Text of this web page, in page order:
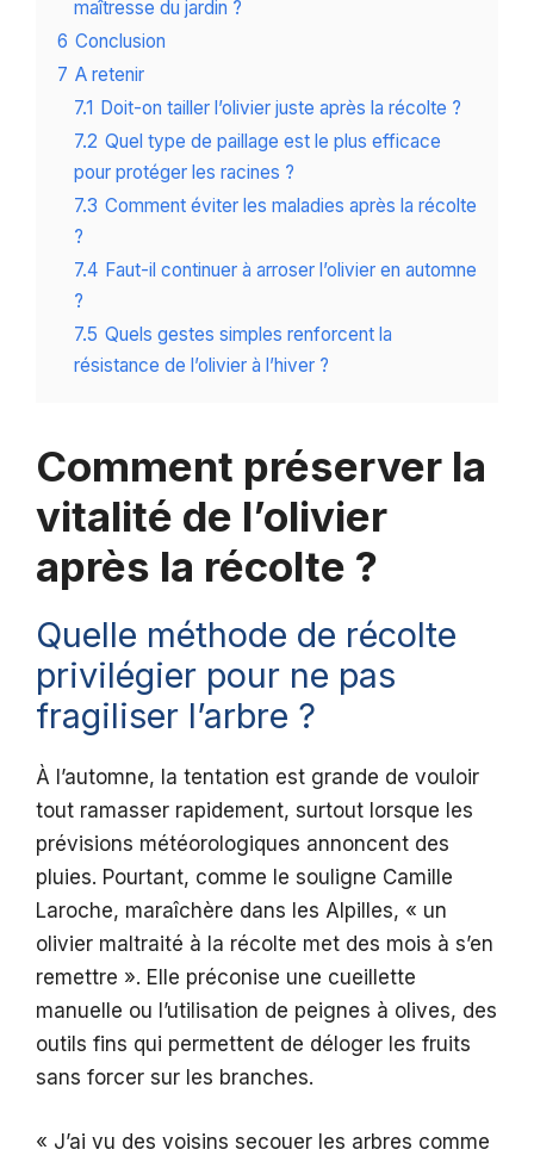
maîtresse du jardin ?
6 Conclusion
7 A retenir
7.1 Doit-on tailler l’olivier juste après la récolte ?
7.2 Quel type de paillage est le plus efficace
pour protéger les racines ?
7.3 Comment éviter les maladies après la récolte
?
7.4 Faut-il continuer à arroser l’olivier en automne
?
7.5 Quels gestes simples renforcent la
résistance de l’olivier à l’hiver ?
Comment préserver la
vitalité de l’olivier
après la récolte ?
Quelle méthode de récolte
privilégier pour ne pas
fragiliser l’arbre ?
À l’automne, la tentation est grande de vouloir
tout ramasser rapidement, surtout lorsque les
prévisions météorologiques annoncent des
pluies. Pourtant, comme le souligne Camille
Laroche, maraîchère dans les Alpilles, « un
olivier maltraité à la récolte met des mois à s’en
remettre ». Elle préconise une cueillette
manuelle ou l’utilisation de peignes à olives, des
outils fins qui permettent de déloger les fruits
sans forcer sur les branches.
« J’ai vu des voisins secouer les arbres comme